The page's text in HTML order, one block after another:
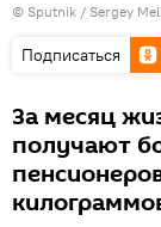
© Sputnik / Sergey
Подписаться
За месяц
получают